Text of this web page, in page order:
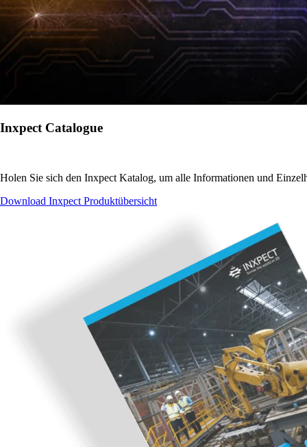
Inxpect Catalogue
Holen Sie sich den Inxpect Katalog, um alle Informationen und
Download Inxpect Produktübersicht